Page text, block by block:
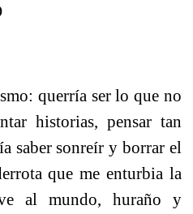
querría ser lo que no
historias, pensar tan
saber sonreír y borrar el
que me enturbia la
al mundo, huraño y